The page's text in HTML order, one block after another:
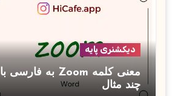
دیکشنری پایه
معنی کلمه Zoom به فارسی با
چند مثال